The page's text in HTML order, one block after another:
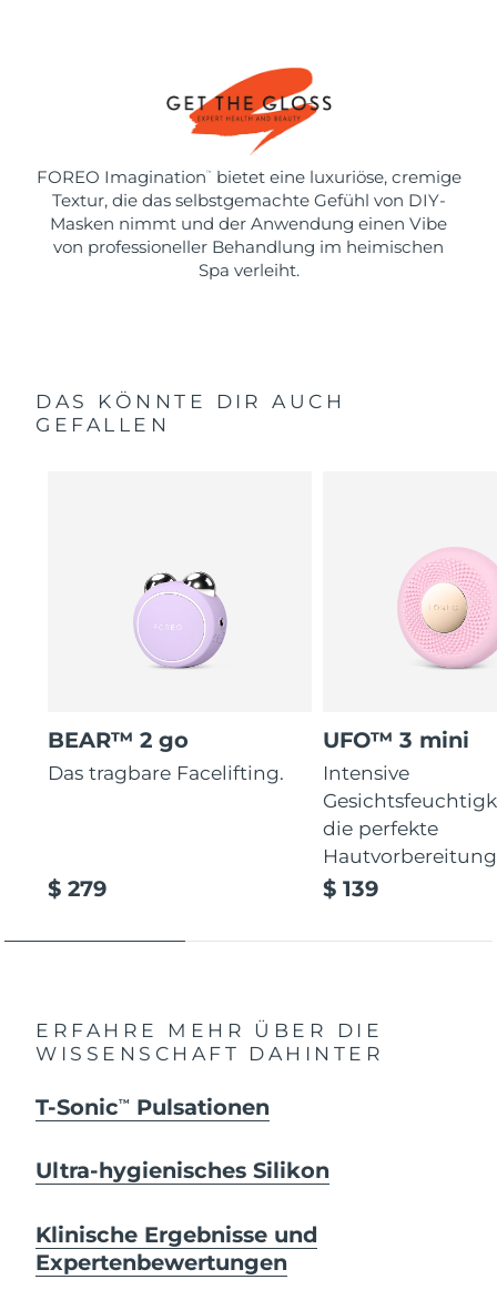
FOREO Imagination ™
bietet eine luxuriöse, cremige
Textur, die das selbstgemachte Gefühl von DIY-
Masken nimmt und der Anwendung einen Vibe
von professioneller Behandlung im heimischen
Spa verleiht.
DAS KÖNNTE DIR AUCH
GEFALLEN
BEAR™ 2 go
Das tragbare Facelifting.
$ 279
UFO™ 3 mini
Intensive
die perfekte
Hautvorbereitung
$ 139
ERFAHRE MEHR ÜBER DIE
WISSENSCHAFT DAHINTER
T-SonicTM Pulsationen
Ultra-hygienisches Silikon
Klinische Ergebnisse und
Expertenbewertungen